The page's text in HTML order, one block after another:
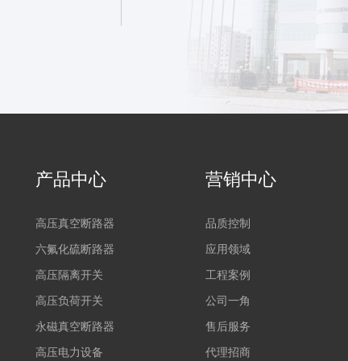
产品中心
高压真空断路器
六氟化硫断路器
高压隔离开关
高压负荷开关
永磁真空断路器
高压电力设备
营销中心
品质控制
应用领域
工程案例
公司一角
售后服务
代理招商